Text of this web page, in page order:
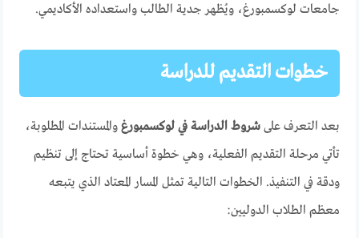
جامعات لوكسمبورغ، ويُظهر جدية الطالب واستعداده الأكاديمي.
خطوات التقديم للدراسة
بعد التعرف علىشروط الدراسة في لوكسمبورغ والمستندات المطلوبة،
تأتي مرحلة التقديم الفعلية، وهي خطوة أساسية تحتاج إلى تنظيم
ودقة في التنفيذ. الخطوات التالية تمثل المسار المعتاد الذي يتبعه
معظم الطلاب الدوليين: